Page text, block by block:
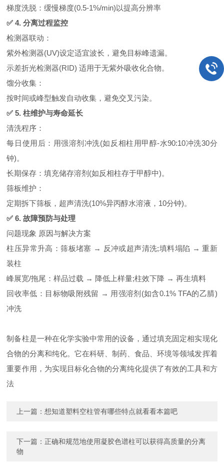
梯度洗脱：缓慢梯度(0.5-1%/min)以提高分辨率
✅ 4. 分离过程监控
检测器联动：
紫外检测器(UV)设定适宜波长，避免目标峰遗漏。
示差折光检测器(RID) 适用于无紫外吸收化合物。
馏分收集：
按时间或峰型触发自动收集，避免交叉污染。
✅ 5. 柱维护与寿命延长
清洗程序：
每日使用后：用强溶剂冲洗(如反相柱用甲醇-水90:10冲洗30分
钟)。
长期保存：填充储存溶剂(如反相柱存于甲醇中)。
筛板维护：
定期拆下筛板，超声清洗(10%异丙醇水溶液，10分钟)。
✅ 6. 故障预防与处理
问题现象 原因与解决方案
柱压异常升高：筛板堵塞 → 反冲或超声清洗;填料塌陷 → 重新
装柱
峰展宽/拖尾：样品过载 → 降低上样量;柱效下降 → 再生填料
回收率低：目标物吸附残留 → 用强溶剂(如含0.1% TFA的乙腈)
冲洗
制备柱是一种在化学实验中常用的设备，通过填充固定相实现化
合物的分离和纯化。它在科研、制药、食品、环境等领域发挥着
重要作用，为实现目标化合物的分离纯化提供了有效的工具和方
法
上一篇：想知道塑料空柱管有哪些特点就看看本篇吧
下一篇： 正确和规范地使用凝胶色谱柱可以获得高质量的分离
物